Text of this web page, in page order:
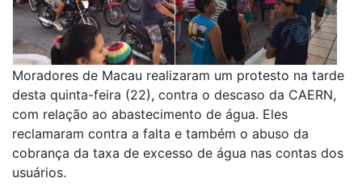
Moradores de Macau realizaram um protesto na tarde
desta quinta-feira (22), contra o descaso da CAERN,
com relação ao abastecimento de água. Eles
reclamaram contra a falta e também o abuso da
cobrança da taxa de excesso de água nas contas dos
usuários.